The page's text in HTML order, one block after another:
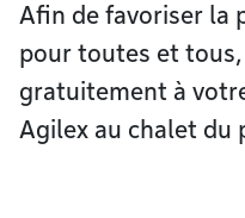
Afin de favoriser la
pour toutes et
gratuitement à
Agilex au chalet du